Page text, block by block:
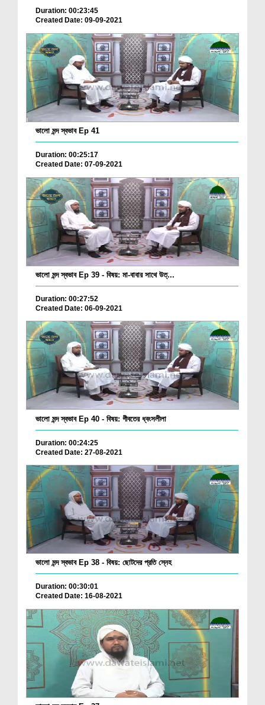
Duration: 00:23:45
Created Date: 09-09-2021
ভালো মন্দ স্বভাব Ep 41
Duration: 00:25:17
Created Date: 07-09-2021
ভালো মন্দ স্বভাব Ep 39 - বিষয়: মা-বাবার সাথে উত্...
Duration: 00:27:52
Created Date: 06-09-2021
ভালো মন্দ স্বভাব Ep 40 - বিষয়: গীবতের ধ্বংসলীলা
Duration: 00:24:25
Created Date: 27-08-2021
ভালো মন্দ স্বভাব Ep 38 - বিষয়: ছোটদের প্রতি স্নেহ
Duration: 00:30:01
Created Date: 16-08-2021